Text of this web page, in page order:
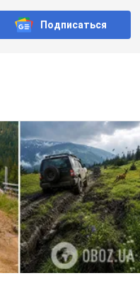
Подписаться